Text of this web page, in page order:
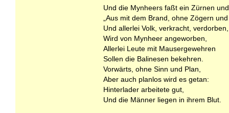
Und die Mynheers faßt ein Zürnen
„Aus mit dem Brand, ohne Zögern
Und allerlei Volk, verkracht, verdorben,
Wird von Mynheer angeworben,
Allerlei Leute mit Mausergewehren
Sollen die Balinesen bekehren.
Vorwärts, ohne Sinn und Plan,
Aber auch planlos wird es getan:
Hinterlader arbeitete gut,
Und die Männer liegen in ihrem Blut.